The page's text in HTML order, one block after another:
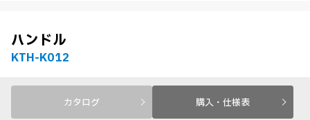
ハンドル
KTH-K012
カタログ 購入・仕様表